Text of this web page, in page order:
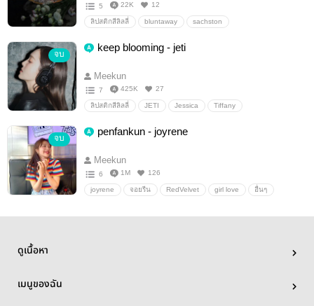
5 22K 12
ลิปสติกสีลิลลี่ bluntaway sachston
จบ
keep blooming - jeti
Meekun
7 425K 27
ลิปสติกสีลิลลี่ JETI Jessica Tiffany
จบ
penfankun - joyrene
Meekun
6 1M 126
joyrene จอยรีน RedVelvet girl love อื่นๆ
ดูเนื้อหา
เมนูของฉัน